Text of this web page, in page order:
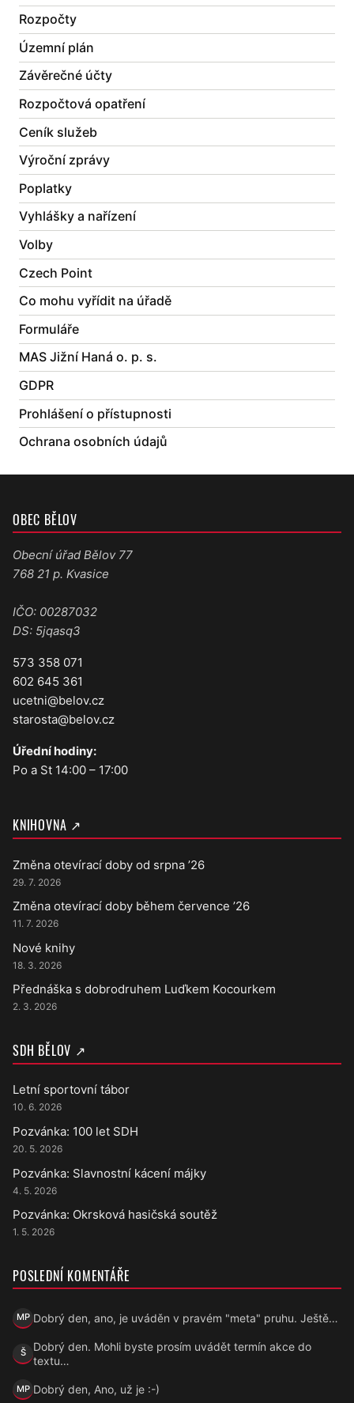
Rozpočty
Územní plán
Závěrečné účty
Rozpočtová opatření
Ceník služeb
Výroční zprávy
Poplatky
Vyhlášky a nařízení
Volby
Czech Point
Co mohu vyřídit na úřadě
Formuláře
MAS Jižní Haná o. p. s.
GDPR
Prohlášení o přístupnosti
Ochrana osobních údajů
OBEC BĚLOV
Obecní úřad Bělov 77
768 21 p. Kvasice
IČO: 00287032
DS: 5jqasq3
573 358 071
602 645 361
ucetni@belov.cz
starosta@belov.cz
Úřední hodiny:
Po a St 14:00 – 17:00
KNIHOVNA ↗
Změna otevírací doby od srpna ’26
29. 7. 2026
Změna otevírací doby během července ’26
11. 7. 2026
Nové knihy
18. 3. 2026
Přednáška s dobrodruhem Luďkem Kocourkem
2. 3. 2026
SDH BĚLOV ↗
Letní sportovní tábor
10. 6. 2026
Pozvánka: 100 let SDH
20. 5. 2026
Pozvánka: Slavnostní kácení májky
4. 5. 2026
Pozvánka: Okrsková hasičská soutěž
1. 5. 2026
POSLEDNÍ KOMENTÁŘE
MPMarek Přecechtěl
Dobrý den, ano, je uváděn v pravém "meta" pruhu. Ještě…
ŠŠárka
Dobrý den. Mohli byste prosím uvádět termín akce do
textu…
MP
Marek Přecechtěl
Dobrý den, Ano, už je :-)